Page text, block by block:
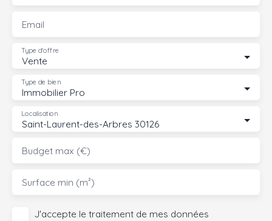
Email
Vente
Type d'offre
Immobilier Pro
Type de bien
Saint-Laurent-des-Arbres 30126
Localisation
Budget max (€)
Surface min (m²)
J'accepte le traitement de mes données